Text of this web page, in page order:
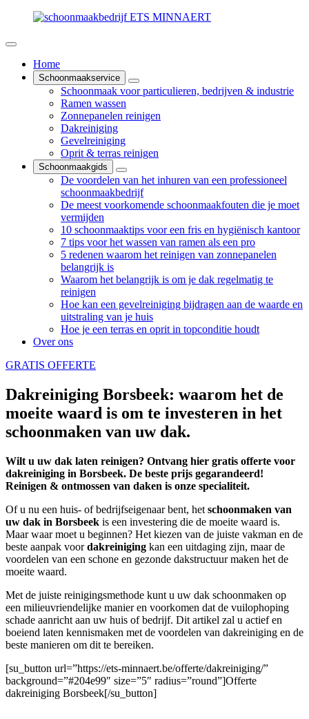
Home
Schoonmaakservice
Schoonmaak voor particulieren, bedrijven & industrie
Ramen wassen
Zonnepanelen reinigen
Dakreiniging
Gevelreiniging
Oprit & terras reinigen
Schoonmaakgids
De voordelen van het inhuren van een professioneel
schoonmaakbedrijf
De meest voorkomende schoonmaakfouten die je moet
vermijden
10 schoonmaaktips voor een fris en hygiënisch kantoor
7 tips voor het wassen van ramen als een pro
5 redenen waarom het reinigen van zonnepanelen
belangrijk is
Waarom het belangrijk is om je dak regelmatig te
reinigen
Hoe kan een gevelreiniging bijdragen aan de waarde en
uitstraling van je huis
Hoe je een terras en oprit in topconditie houdt
Over ons
GRATIS OFFERTE
Dakreiniging Borsbeek: waarom het de
moeite waard is om te investeren in het
schoonmaken van uw dak.
Wilt u uw dak laten reinigen? Ontvang hier gratis offerte voor
dakreiniging in Borsbeek. De beste prijs gegarandeerd!
Reinigen & ontmossen van daken is onze specialiteit.
Of u nu een huis- of bedrijfseigenaar bent, het schoonmaken van
uw dak in Borsbeek is een investering die de moeite waard is.
Maar waar moet u beginnen? Het kiezen van de juiste vakman en de
beste aanpak voordakreiniging kan een uitdaging zijn, maar de
voordelen van een schone en gezonde dakstructuur maken het de
moeite waard.
Met de juiste reinigingsmethode kunt u uw dak schoonmaken op
een milieuvriendelijke manier en voorkomen dat de vuilophoping
schade aanricht aan uw huis of bedrijf. Dit artikel zal u actief en
boeiend laten kennismaken met de voordelen van dakreiniging en de
beste manieren om dit te bereiken.
[su_button url=”https://ets-minnaert.be/offerte/dakreiniging/”
background=”#204e99″ size=”5″ radius=”round”]Offerte
dakreiniging Borsbeek[/su_button]